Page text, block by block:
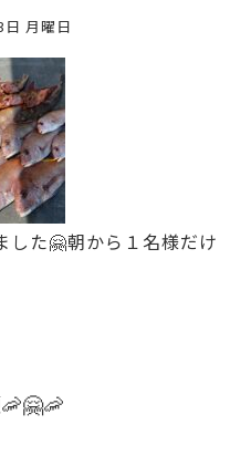
月曜日
した🤗朝から１名様だけ